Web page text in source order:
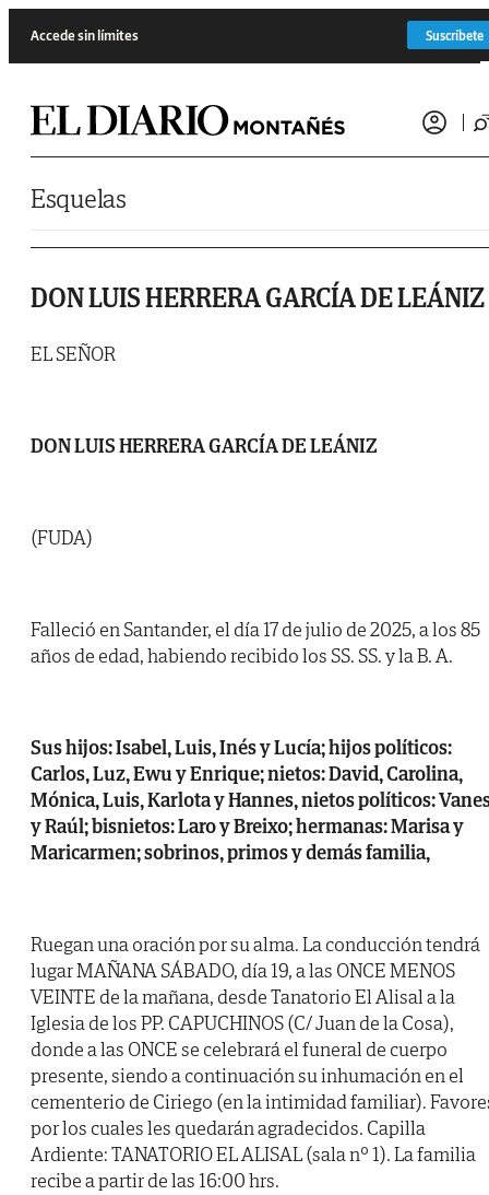
Accede sin límites Suscríbete
Esquelas
DON LUIS HERRERA GARCÍA DE LEÁNIZ
EL SEÑOR
DON LUIS HERRERA GARCÍA DE LEÁNIZ
(FUDA)
Falleció en Santander, el día 17 de julio de 2025, a los 85
años de edad, habiendo recibido los SS. SS. y la B. A.
Sus hijos: Isabel, Luis, Inés y Lucía; hijos políticos:
Carlos, Luz, Ewu y Enrique; nietos: David, Carolina,
Mónica, Luis, Karlota y Hannes, nietos políticos:
y Raúl; bisnietos: Laro y Breixo; hermanas: Marisa y
Maricarmen; sobrinos, primos y demás familia,
Ruegan una oración por su alma. La conducción tendrá
lugar MAÑANA SÁBADO, día 19, a las ONCE MENOS
VEINTE de la mañana, desde Tanatorio El Alisal a la
Iglesia de los PP. CAPUCHINOS (C/ Juan de la Cosa),
donde a las ONCE se celebrará el funeral de cuerpo
presente, siendo a continuación su inhumación en el
cementerio de Ciriego (en la intimidad familiar).
por los cuales les quedarán agradecidos. Capilla
Ardiente: TANATORIO EL ALISAL (sala nº 1). La familia
recibe a partir de las 16:00 hrs.